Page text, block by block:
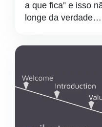
a que fica” e isso
longe da verdade…